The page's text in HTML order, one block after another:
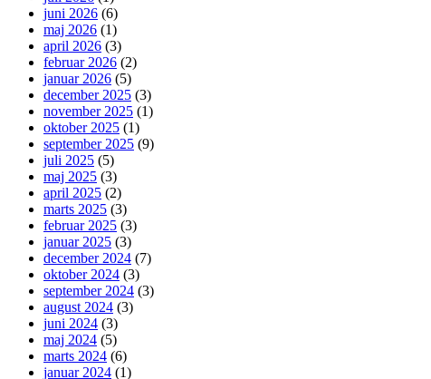
juni 2026 (6)
maj 2026 (1)
april 2026 (3)
februar 2026 (2)
januar 2026 (5)
december 2025 (3)
november 2025 (1)
oktober 2025 (1)
september 2025 (9)
juli 2025 (5)
maj 2025 (3)
april 2025 (2)
marts 2025 (3)
februar 2025 (3)
januar 2025 (3)
december 2024 (7)
oktober 2024 (3)
september 2024 (3)
august 2024 (3)
juni 2024 (3)
maj 2024 (5)
marts 2024 (6)
januar 2024 (1)